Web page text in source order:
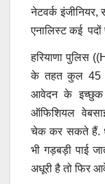
नेटवर्क इंजीनियर,
एनालिस्ट कई पदों
हरियाणा पुलिस
के तहत कुल 45
आवेदन के इच्छुक
ऑफिशियल
चेक कर सकते हैं.
भी गड़बड़ी पाई
अधूरी है तो फिर